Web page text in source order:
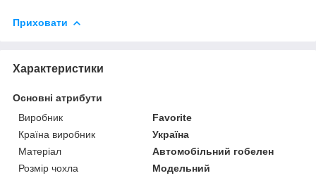
Приховати
Характеристики
Основні атрибути
Виробник
Favorite
Країна виробник
Україна
Матеріал
Автомобільний гобелен
Розмір чохла
Модельний